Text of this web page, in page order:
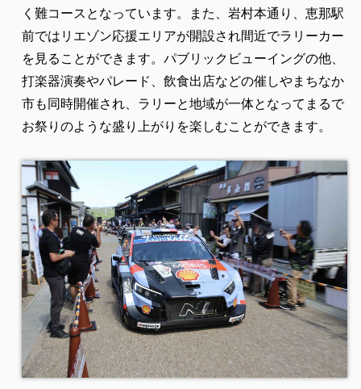
く難コースとなっています。また、岩村本通り、恵那駅
前ではリエゾン応援エリアが開設され間近でラリーカー
を見ることができます。パブリックビューイングの他、
打楽器演奏やパレード、飲食出店などの催しやまちなか
市も同時開催され、ラリーと地域が一体となってまるで
お祭りのような盛り上がりを楽しむことができます。